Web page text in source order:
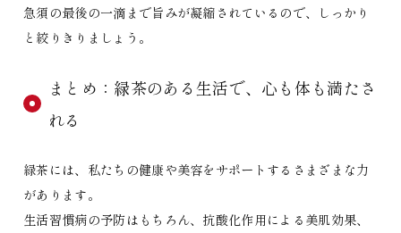
急須の最後の一滴まで旨みが凝縮されているので、しっかり
と絞りきりましょう。
まとめ：緑茶のある生活で、心も体も満たさ
れる
緑茶には、私たちの健康や美容をサポートするさまざまな力
があります。
生活習慣病の予防はもちろん、抗酸化作用による美肌効果、